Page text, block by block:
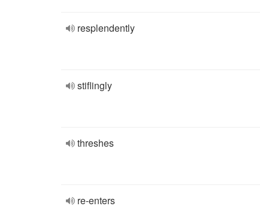
resplendently
stiflingly
threshes
re-enters